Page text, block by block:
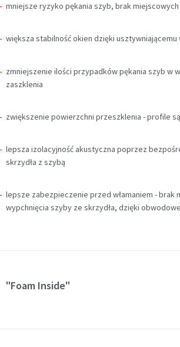
mniejsze ryzyko pękania szyb, brak miejscowych
większa stabilność okien dzięki usztywniającemu
zmniejszenie ilości przypadków pękania szyb w
zaszklenia
zwiększenie powierzchni przeszklenia - profile
lepsza izolacyjność akustyczna poprzez
skrzydła z szybą
lepsze zabezpieczenie przed włamaniem - brak
wypchnięcia szyby ze skrzydła, dzięki
"Foam Inside"